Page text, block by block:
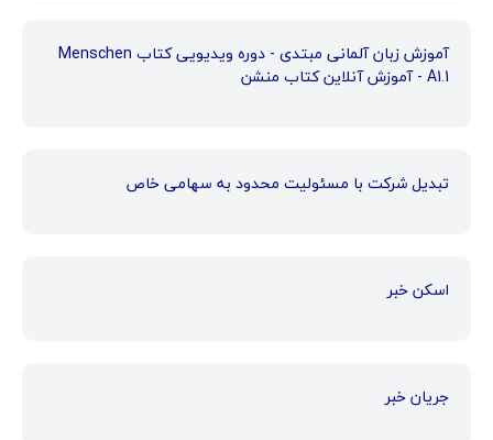
آموزش زبان آلمانی مبتدی - دوره ویدیویی کتاب Menschen
A1.1 - آموزش آنلاین کتاب منشن
تبدیل شرکت با مسئولیت محدود به سهامی خاص
اسکن خبر
جریان خبر